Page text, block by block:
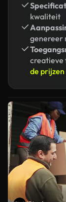
kwaliteit
genereer
creatieve
de prijzen